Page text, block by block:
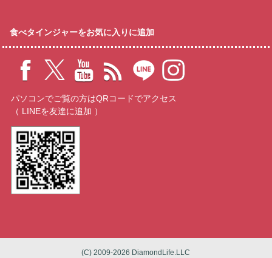
食べタインジャーをお気に入りに追加
パソコンでご覧の方はQRコードでアクセス
（ LINEを友達に追加 ）
(C) 2009-2026 DiamondLife.LLC